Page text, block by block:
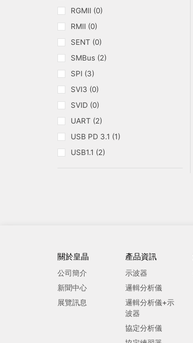
RGMII (0)
RMII (0)
SENT (0)
SMBus (2)
SPI (3)
SVI3 (0)
SVID (0)
UART (2)
USB PD 3.1 (1)
USB1.1 (2)
關於皇晶
公司簡介
新聞中心
展覽訊息
產品資訊
示波器
邏輯分析儀
邏輯分析儀+示
波器
協定分析儀